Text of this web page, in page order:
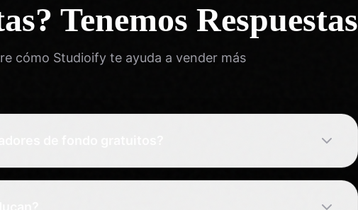
Tenemos Respuestas
cómo Studioify te ayuda a vender más